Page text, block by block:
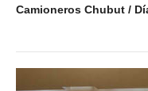
Camioneros Chubut /